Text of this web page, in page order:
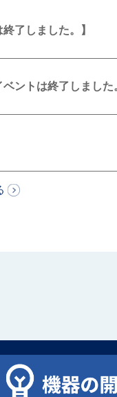
了しました。】
ントは終了しました